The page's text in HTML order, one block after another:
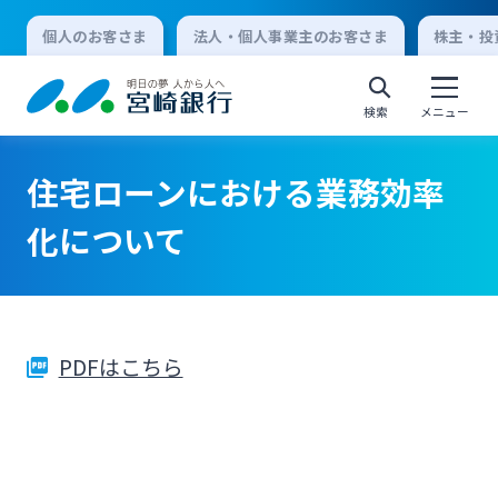
個人のお客さま 法人・個人事業主のお客さま 株主・
検索 メニュー
個人向けインターネットバンキング
ログオン
法人向けインターネットバンキング
住宅ローンにおける業務効率
化について
PDFはこちら